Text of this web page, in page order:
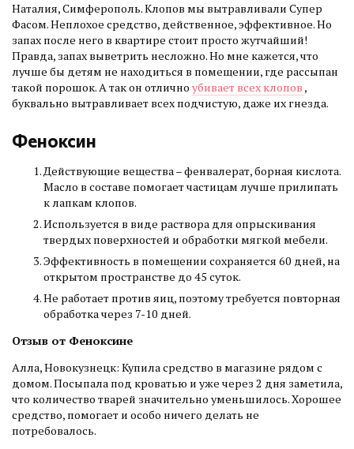
Наталия, Симферополь. Клопов мы вытравливали Супер
Фасом. Неплохое средство, действенное, эффективное. Но
запах после него в квартире стоит просто жутчайший!
Правда, запах выветрить несложно. Но мне кажется, что
лучше бы детям не находиться в помещении, где рассыпан
такой порошок. А так он отлично убивает всех клопов ,
буквально вытравливает всех подчистую, даже их гнезда.
Феноксин
Действующие вещества – фенвалерат, борная кислота.
Масло в составе помогает частицам лучше прилипать
к лапкам клопов.
Используется в виде раствора для опрыскивания
твердых поверхностей и обработки мягкой мебели.
Эффективность в помещении сохраняется 60 дней, на
открытом пространстве до 45 суток.
Не работает против яиц, поэтому требуется повторная
обработка через 7-10 дней.
Отзыв от Феноксине
Алла, Новокузнецк: Купила средство в магазине рядом с
домом. Посыпала под кроватью и уже через 2 дня заметила,
что количество тварей значительно уменьшилось. Хорошее
средство, помогает и особо ничего делать не
потребовалось.